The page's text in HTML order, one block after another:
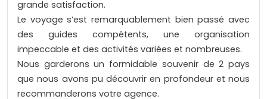
grande satisfaction.
Le voyage s’est remarquablement bien passé avec
des guides compétents, une organisation
impeccable et des activités variées et nombreuses.
Nous garderons un formidable souvenir de 2 pays
que nous avons pu découvrir en profondeur et nous
recommanderons votre agence.